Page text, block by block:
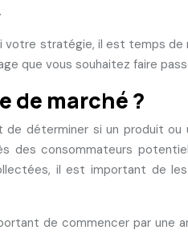
stratégie, il est temps
que vous souhaitez faire
de marché ?
déterminer si un produit
des consommateurs
il est important de
de commencer par une